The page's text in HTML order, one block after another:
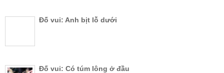
Đố vui: Anh bịt lỗ dưới
Đố vui: Có túm lông ở đầu